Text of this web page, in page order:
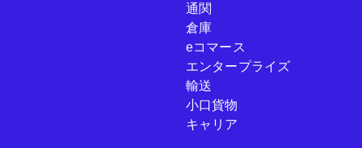
通関
倉庫
eコマース
エンタープライズ
輸送
小口貨物
キャリア